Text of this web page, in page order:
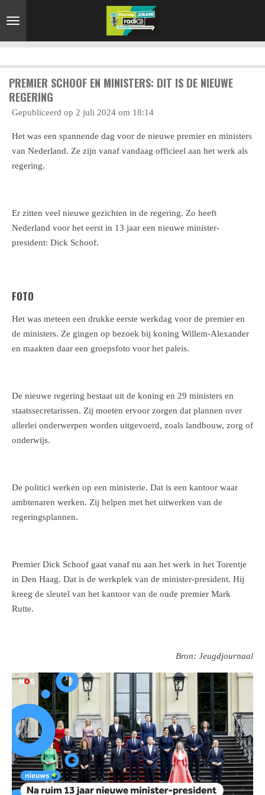
direct
naar
PREMIER SCHOOF EN MINISTERS: DIT IS DE NIEUWE
REGERING
Gepubliceerd op 2 juli 2024 om 18:14
Het was een spannende dag voor de nieuwe premier en ministers
van Nederland. Ze zijn vanaf vandaag officieel aan het werk als
regering.
Er zitten veel nieuwe gezichten in de regering. Zo heeft
Nederland voor het eerst in 13 jaar een nieuwe minister-
president: Dick Schoof.
FOTO
Het was meteen een drukke eerste werkdag voor de premier en
de ministers. Ze gingen op bezoek bij koning Willem-Alexander
en maakten daar een groepsfoto voor het paleis.
De nieuwe regering bestaat uit de koning en 29 ministers en
staatssecretarissen. Zij moeten ervoor zorgen dat plannen over
allerlei onderwerpen worden uitgevoerd, zoals landbouw, zorg of
onderwijs.
De politici werken op een ministerie. Dat is een kantoor waar
ambtenaren werken. Zij helpen met het uitwerken van de
regeringsplannen.
Premier Dick Schoof gaat vanaf nu aan het werk in het Torentje
in Den Haag. Dat is de werkplek van de minister-president. Hij
kreeg de sleutel van het kantoor van de oude premier Mark
Rutte.
Bron: Jeugdjournaal